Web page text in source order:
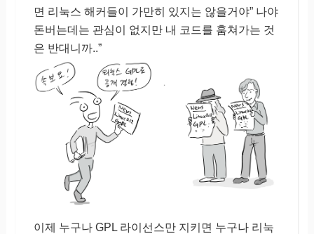
면 리눅스 해커들이 가만히 있지는 않을거야” 나야
돈버는데는 관심이 없지만 내 코드를 훔쳐가는 것
은 반대니까..”
이제 누구나 GPL 라이선스만 지키면 누구나 리눅